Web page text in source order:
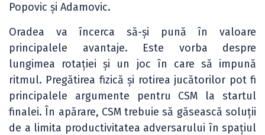
Popovic și Adamovic.
Oradea va încerca să-și pună în valoare
principalele avantaje. Este vorba despre
lungimea rotației și un joc în care să impună
ritmul. Pregătirea fizică și rotirea jucătorilor pot fi
principalele argumente pentru CSM la startul
finalei. În apărare, CSM trebuie să găsească soluții
de a limita productivitatea adversarului în spațiul